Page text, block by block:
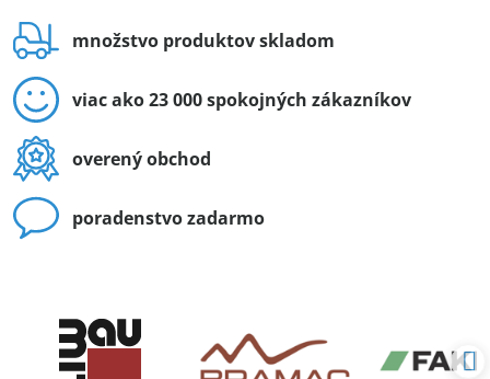
množstvo produktov skladom
viac ako 23 000 spokojných zákazníkov
overený obchod
poradenstvo zadarmo